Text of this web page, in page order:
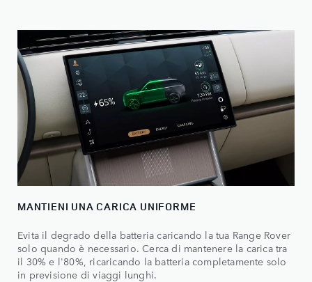
MANTIENI UNA CARICA UNIFORME
Evita il degrado della batteria caricando la tua Range Rover
solo quando è necessario. Cerca di mantenere la carica tra
il 30% e l'80%, ricaricando la batteria completamente solo
in previsione di viaggi lunghi.